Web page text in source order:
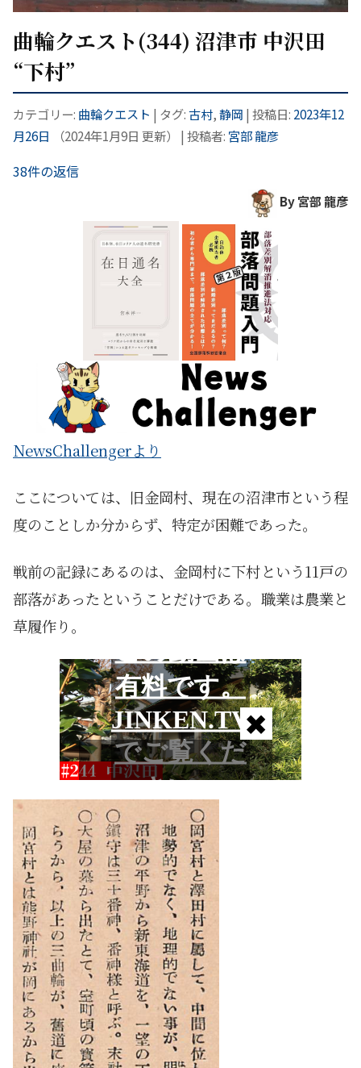
曲輪クエスト(344) 沼津市 中沢田
“下村”
カテゴリー: 曲輪クエスト | タグ:古村,静岡 | 投稿日: 2023年12
月26日
（2024年1月9日 更新） | 投稿者: 宮部 龍彦
38件の返信
By 宮部 龍彦
NewsChallengerより
ここについては、旧金岡村、現在の沼津市という程
度のことしか分からず、特定が困難であった。
戦前の記録にあるのは、金岡村に下村という11戸の
部落があったということだけである。職業は農業と
草履作り。